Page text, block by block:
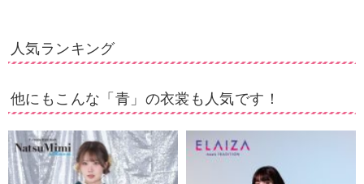
人気ランキング
他にもこんな「青」の衣裳も人気です！